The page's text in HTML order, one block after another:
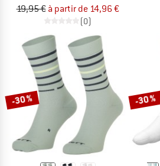
19,95 € à partir de 14,96 €
(0)
-30 % -30 %